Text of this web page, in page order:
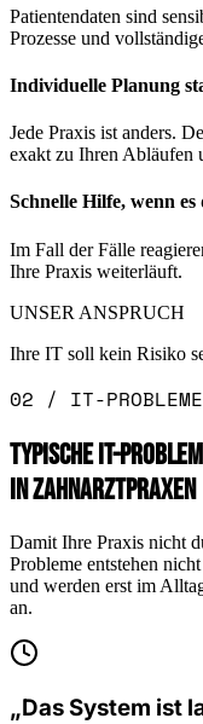
Patientendaten sind
Prozesse und
Individuelle Planung
Jede Praxis ist anders.
exakt zu Ihren Abläufen
Schnelle Hilfe, wenn
Im Fall der Fälle
Ihre Praxis weiterläuft.
UNSER ANSPRUCH
Ihre IT soll kein Risiko
02 / IT-PROBLEME
TYPISCHE IT-
IN ZAHNARZTPRAXEN
Damit Ihre Praxis nicht
Probleme entstehen
und werden erst im
an.
„Das System ist